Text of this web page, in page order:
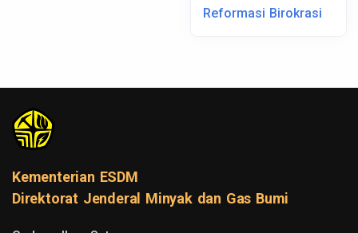
Reformasi Birokrasi
Kementerian ESDM
Direktorat Jenderal Minyak dan Gas Bumi